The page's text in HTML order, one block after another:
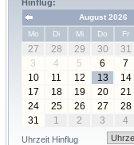
Hinflug:
August 2026
Mo
Di Mi Do Fr
27 28 29 30 31
3
4 5 6 7
10
11 12 13 14
17
18 19 20 21
24
25 26 27 28
31
1 2 3 4
Uhrzeit Hinflug